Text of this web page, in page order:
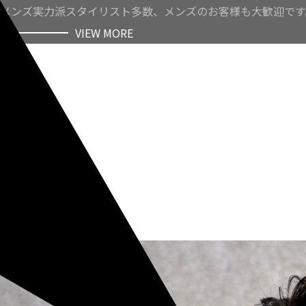
メンズ実力派スタイリスト多数、メンズのお客様も大歓迎で
VIEW MORE
VIEW MORE